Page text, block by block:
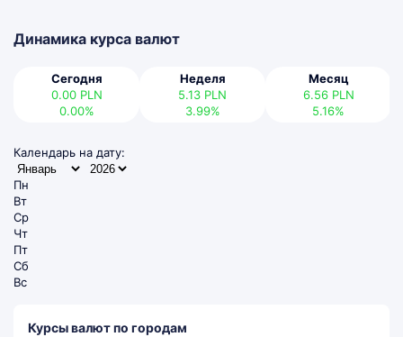
Динамика курса валют
Сегодня
0.00 PLN
0.00%
Неделя
5.13 PLN
3.99%
Месяц
6.56 PLN
5.16%
Календарь на дату:
Пн
Вт
Ср
Чт
Пт
Сб
Вс
Курсы валют по городам